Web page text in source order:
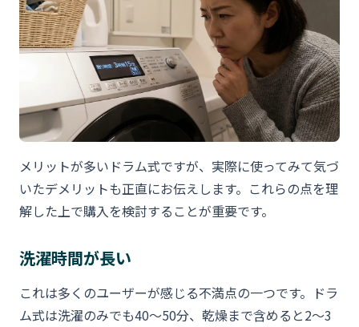
メリットが多いドラム式ですが、実際に使ってみて気づ
いたデメリットも正直にお伝えします。これらの点を理
解した上で購入を検討することが重要です。
洗濯時間が長い
これは多くのユーザーが感じる不満点の一つです。ドラ
ム式は洗濯のみでも40〜50分、乾燥まで含めると2〜3